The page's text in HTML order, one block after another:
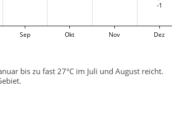
-1
Sep Okt Nov Dez
bis zu fast 27°C im Juli und August reicht.